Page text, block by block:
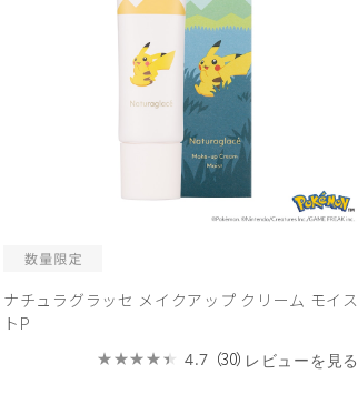
ナチュラグラッセ メイクアップ クリーム モイス
トP
4.7 （30） レビューを見る